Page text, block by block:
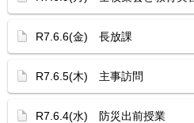
R7.6.6(金) 長放課
R7.6.5(木) 主事訪問
R7.6.4(水) 防災出前授業